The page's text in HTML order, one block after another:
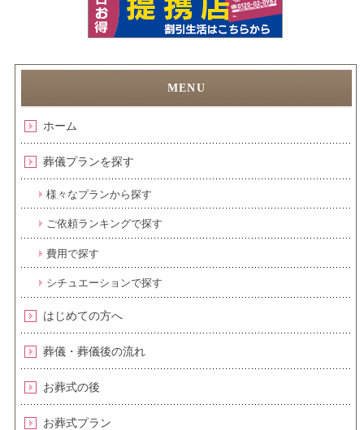
ホーム
葬儀プランを探す
様々なプランから探す
ご依頼ランキングで探す
費用で探す
シチュエーションで探す
はじめての方へ
葬儀・葬儀後の流れ
お葬式の後
お葬式プラン